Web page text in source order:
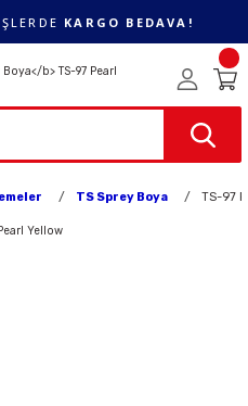
KARGO BEDAVA!
TS Sprey Boya TS-97